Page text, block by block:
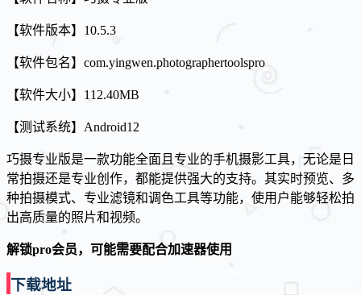
【软件版本】10.5.3
【软件包名】com.yingwen.photographertoolspro
【软件大小】112.40MB
【测试系统】Android12
巧摄专业版是一款功能全面且专业的手机摄影工具，无论是日
常拍摄还是专业创作，都能提供强大的支持。其实时预览、多
种拍摄模式、专业滤镜和调色工具等功能，使用户能够轻松拍
出高质量的照片和视频。
解锁pro会员，可能需要配合加速器使用
下载地址